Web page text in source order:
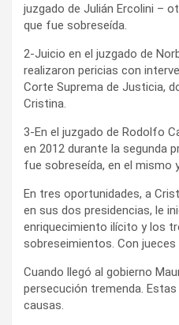
juzgado de Julián Ercolini –
que fue sobreseída.
2-Juicio en el juzgado de
realizaron pericias con
Corte Suprema de Justicia,
Cristina.
3-En el juzgado de Rodolfo
en 2012 durante la segunda
fue sobreseída, en el mismo
En tres oportunidades, a
en sus dos presidencias, le
enriquecimiento ilícito y los
sobreseimientos. Con
Cuando llegó al gobierno
persecución tremenda.
causas.